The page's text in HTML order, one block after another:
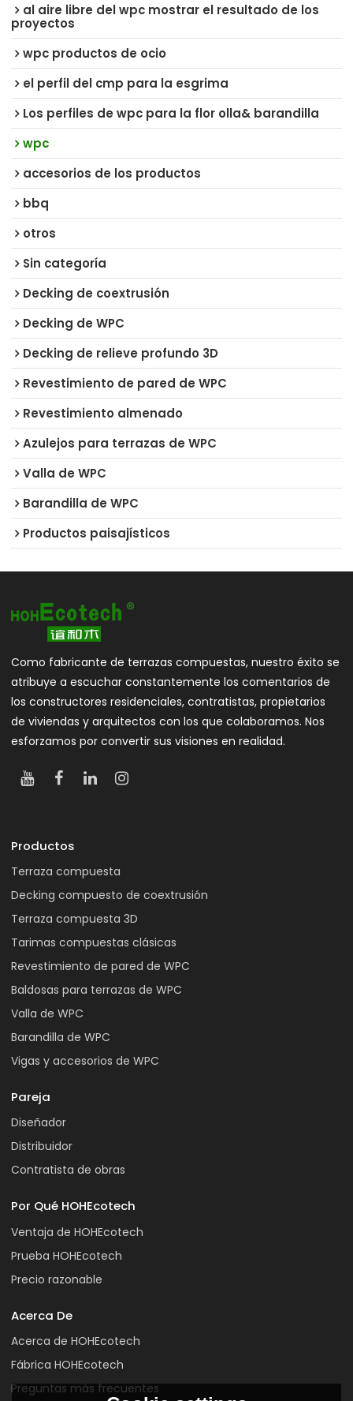
al aire libre del wpc mostrar el resultado de los
proyectos
wpc productos de ocio
el perfil del cmp para la esgrima
Los perfiles de wpc para la flor olla& barandilla
wpc
accesorios de los productos
bbq
otros
Sin categoría
Decking de coextrusión
Decking de WPC
Decking de relieve profundo 3D
Revestimiento de pared de WPC
Revestimiento almenado
Azulejos para terrazas de WPC
Valla de WPC
Barandilla de WPC
Productos paisajísticos
Como fabricante de terrazas compuestas, nuestro éxito se
atribuye a escuchar constantemente los comentarios de
los constructores residenciales, contratistas, propietarios
de viviendas y arquitectos con los que colaboramos. Nos
esforzamos por convertir sus visiones en realidad.
Productos
Terraza compuesta
Decking compuesto de coextrusión
Terraza compuesta 3D
Tarimas compuestas clásicas
Revestimiento de pared de WPC
Baldosas para terrazas de WPC
Valla de WPC
Barandilla de WPC
Vigas y accesorios de WPC
Pareja
Diseñador
Distribuidor
Contratista de obras
Por Qué HOHEcotech
Ventaja de HOHEcotech
Prueba HOHEcotech
Precio razonable
Acerca De
Acerca de HOHEcotech
Fábrica HOHEcotech
Preguntas más frecuentes